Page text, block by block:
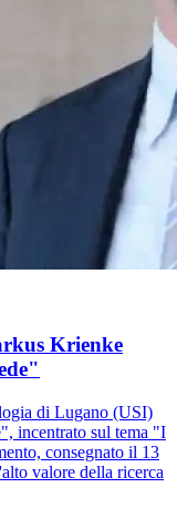
Krienke
di Lugano (USI)
incentrato sul tema "I
consegnato il 13
valore della ricerca